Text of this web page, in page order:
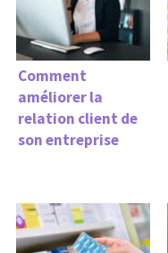
Comment
améliorer la
relation client de
son entreprise